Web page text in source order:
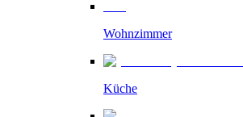
Wohnzimmer
Küche